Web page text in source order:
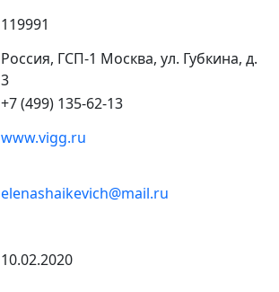
119991
Россия, ГСП-1 Москва, ул. Губкина, д.
3
+7 (499) 135-62-13
www.vigg.ru
elenashaikevich@mail.ru
10.02.2020